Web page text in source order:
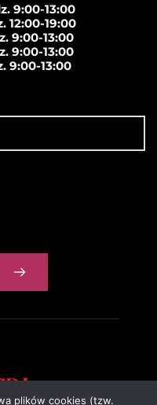
9:00-13:00
12:00-19:00
9:00-13:00
9:00-13:00
9:00-13:00
plików cookies (tzw.